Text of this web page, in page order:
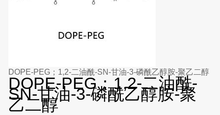
DOPE-PEG；1,2-二油酰-SN-甘油-3-磷酰乙醇胺-聚乙二醇
DOPE-PEG；1,2-二油酰-
SN-甘油-3-磷酰乙醇胺-聚
乙二醇